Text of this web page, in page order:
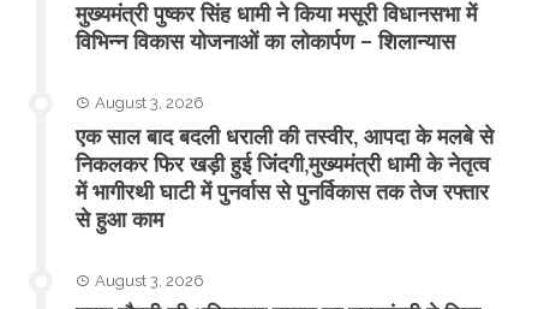
मुख्यमंत्री पुष्कर सिंह धामी ने किया मसूरी विधानसभा में
विभिन्न विकास योजनाओं का लोकार्पण – शिलान्यास
August 3, 2026
एक साल बाद बदली धराली की तस्वीर, आपदा के मलबे से
निकलकर फिर खड़ी हुई जिंदगी,मुख्यमंत्री धामी के नेतृत्व
में भागीरथी घाटी में पुनर्वास से पुनर्विकास तक तेज रफ्तार
से हुआ काम
August 3, 2026